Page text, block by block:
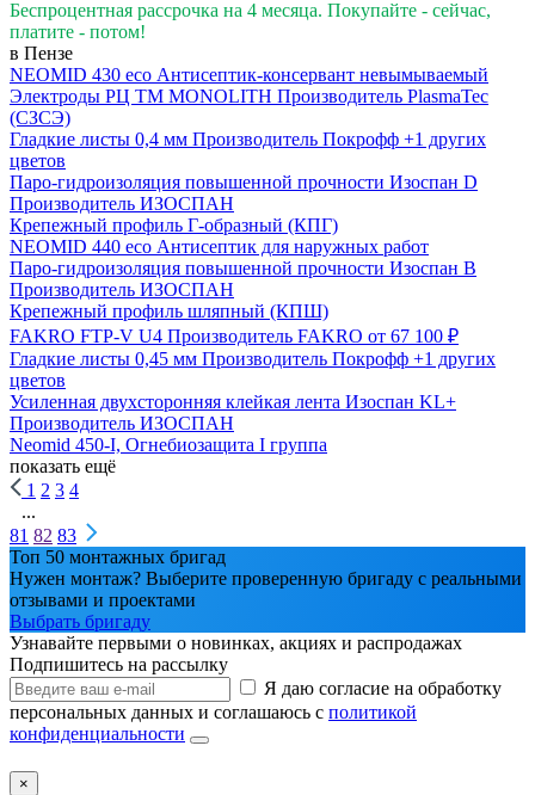
Беспроцентная рассрочка на 4 месяца. Покупайте - сейчас,
платите - потом!
в Пензе
NEOMID 430 eco Антисептик-консервант невымываемый
Электроды РЦ ТМ MONOLITH Производитель PlasmaTec
(СЗСЭ)
Гладкие листы 0,4 мм Производитель Покрофф +1 других
цветов
Паро-гидроизоляция повышенной прочности Изоспан D
Производитель ИЗОСПАН
Крепежный профиль Г-образный (КПГ)
NEOMID 440 eco Антисептик для наружных работ
Паро-гидроизоляция повышенной прочности Изоспан B
Производитель ИЗОСПАН
Крепежный профиль шляпный (КПШ)
FAKRO FTP-V U4 Производитель FAKRO от 67 100 ₽
Гладкие листы 0,45 мм Производитель Покрофф +1 других
цветов
Усиленная двухсторонняя клейкая лента Изоспан KL+
Производитель ИЗОСПАН
Neomid 450-I, Огнебиозащита I группа
показать ещё
1 2 3 4
...
81 82 83
Топ 50 монтажных бригад
Нужен монтаж? Выберите проверенную бригаду с реальными
отзывами и проектами
Выбрать бригаду
Узнавайте первыми о новинках, акциях и распродажах
Подпишитесь на рассылку
Я даю согласие на обработку
персональных данных и соглашаюсь с политикой
конфиденциальности
×